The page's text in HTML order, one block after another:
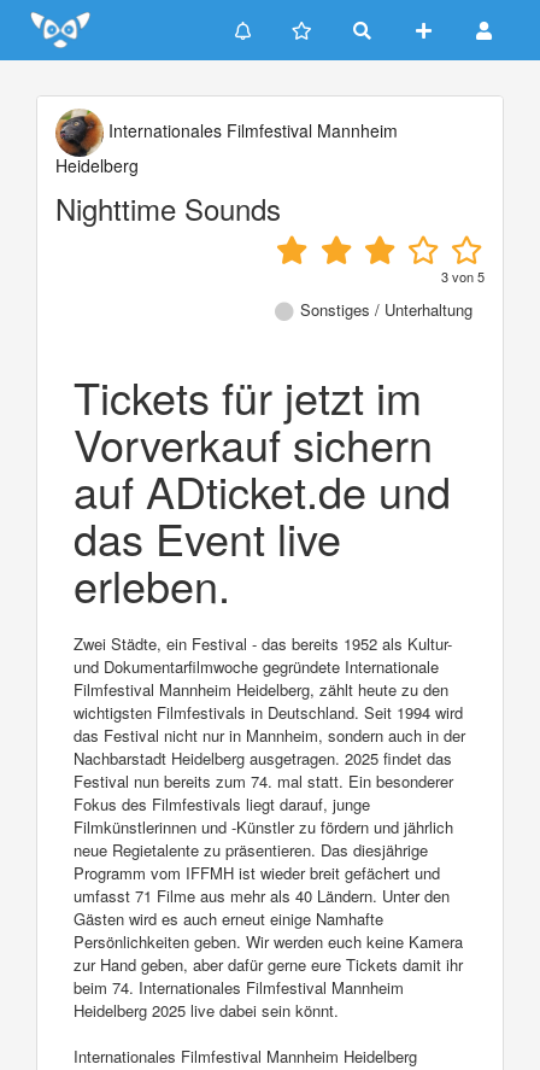
Update cookies preferences
Internationales Filmfestival Mannheim
Heidelberg
Nighttime Sounds
3von5
Sonstiges / Unterhaltung
Tickets für jetzt im
Vorverkauf sichern
auf ADticket.de und
das Event live
erleben.
Zwei Städte, ein Festival - das bereits 1952 als Kultur-
und Dokumentarfilmwoche gegründete Internationale
Filmfestival Mannheim Heidelberg, zählt heute zu den
wichtigsten Filmfestivals in Deutschland. Seit 1994 wird
das Festival nicht nur in Mannheim, sondern auch in der
Nachbarstadt Heidelberg ausgetragen. 2025 findet das
Festival nun bereits zum 74. mal statt. Ein besonderer
Fokus des Filmfestivals liegt darauf, junge
Filmkünstlerinnen und -Künstler zu fördern und jährlich
neue Regietalente zu präsentieren. Das diesjährige
Programm vom IFFMH ist wieder breit gefächert und
umfasst 71 Filme aus mehr als 40 Ländern. Unter den
Gästen wird es auch erneut einige Namhafte
Persönlichkeiten geben. Wir werden euch keine Kamera
zur Hand geben, aber dafür gerne eure Tickets damit ihr
beim 74. Internationales Filmfestival Mannheim
Heidelberg 2025 live dabei sein könnt.
Internationales Filmfestival Mannheim Heidelberg